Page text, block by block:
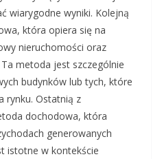
wiarygodne wyniki. Kolejną
która opiera się na
nieruchomości oraz
metoda jest szczególnie
budynków lub tych, które
rynku. Ostatnią z
dochodowa, która
generowanych
istotne w kontekście